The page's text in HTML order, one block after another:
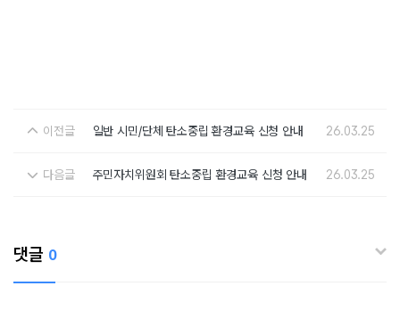
이전글 일반 시민/단체 탄소중립 환경교육 신청 안내 26.03.25
다음글 주민자치위원회 탄소중립 환경교육 신청 안내 26.03.25
댓글 0